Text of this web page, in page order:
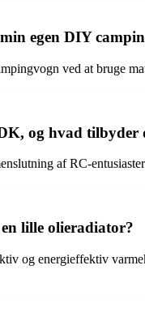
egen DIY
ved at bruge
og hvad tilbyder
af RC-
lille olieradiator?
og energieffektiv